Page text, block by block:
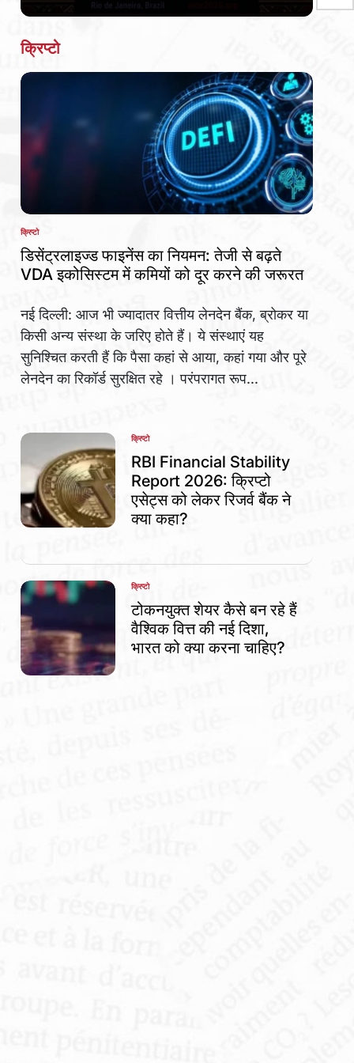
क्रिप्टो
POSTED
IN
क्रिप्टो
डिसेंट्रलाइज्ड फाइनेंस का नियमन: तेजी से बढ़ते
VDA इकोसिस्टम में कमियों को दूर करने की जरूरत
नई दिल्ली: आज भी ज्यादातर वित्तीय लेनदेन बैंक, ब्रोकर या
किसी अन्य संस्था के जरिए होते हैं। ये संस्थाएं यह
सुनिश्चित करती हैं कि पैसा कहां से आया, कहां गया और पूरे
लेनदेन का रिकॉर्ड सुरक्षित रहे । परंपरागत रूप...
POSTED
IN
क्रिप्टो
RBI Financial Stability
Report 2026: क्रिप्टो
एसेट्स को लेकर रिजर्व बैंक ने
क्या कहा?
POSTED
IN
क्रिप्टो
टोकनयुक्त शेयर कैसे बन रहे हैं
वैश्विक वित्त की नई दिशा,
भारत को क्या करना चाहिए?